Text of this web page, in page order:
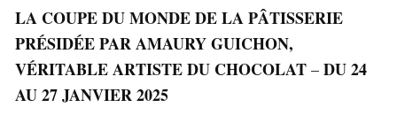
LA COUPE DU MONDE DE LA PÂTISSERIE
PRÉSIDÉE PAR AMAURY GUICHON,
VÉRITABLE ARTISTE DU CHOCOLAT – DU 24
AU 27 JANVIER 2025